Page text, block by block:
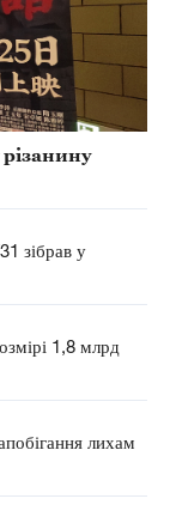
зібрав у
1,8 млрд
лихам